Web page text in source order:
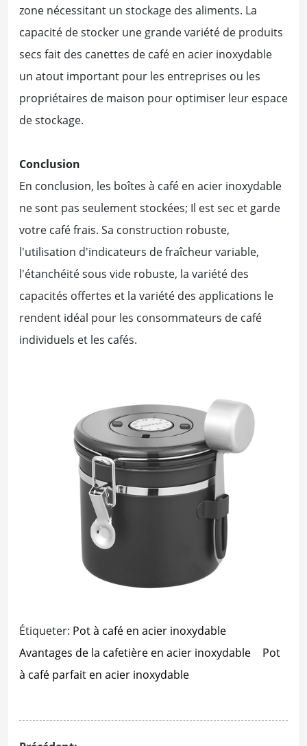
zone nécessitant un stockage des aliments. La
capacité de stocker une grande variété de produits
secs fait des canettes de café en acier inoxydable
un atout important pour les entreprises ou les
propriétaires de maison pour optimiser leur espace
de stockage.
Conclusion
En conclusion, les boîtes à café en acier inoxydable
ne sont pas seulement stockées; Il est sec et garde
votre café frais. Sa construction robuste,
l'utilisation d'indicateurs de fraîcheur variable,
l'étanchéité sous vide robuste, la variété des
capacités offertes et la variété des applications le
rendent idéal pour les consommateurs de café
individuels et les cafés.
Étiqueter: Pot à café en acier inoxydable
Avantages de la cafetière en acier inoxydable
Pot
à café parfait en acier inoxydable